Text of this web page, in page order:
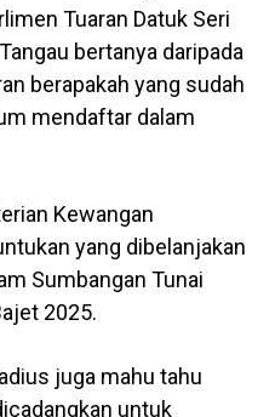
Tuaran Datuk Seri
bertanya daripada
berapakah yang sudah
mendaftar dalam
Kewangan
yang dibelanjakan
Sumbangan Tunai
2025.
juga mahu tahu
untuk